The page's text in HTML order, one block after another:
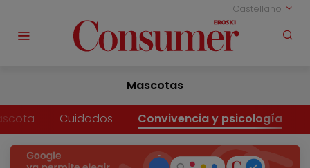
Castellano
Mascotas
Cuidados Convivencia y psicología